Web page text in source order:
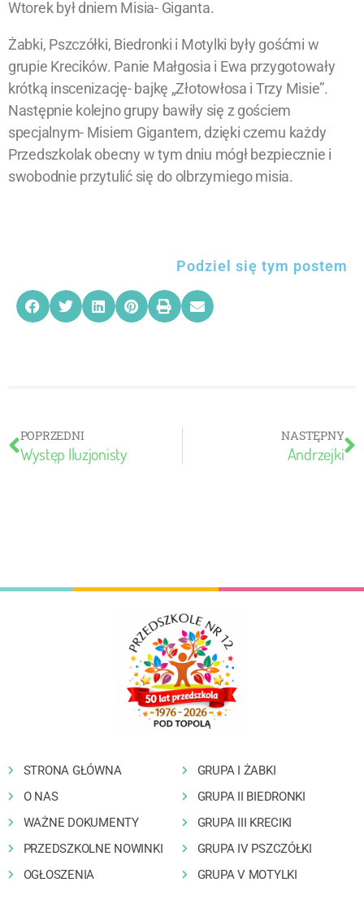
Wtorek był dniem Misia- Giganta.
Żabki, Pszczółki, Biedronki i Motylki były gośćmi w
grupie Krecików. Panie Małgosia i Ewa przygotowały
krótką inscenizację- bajkę „Złotowłosa i Trzy Misie”.
Następnie kolejno grupy bawiły się z gościem
specjalnym- Misiem Gigantem, dzięki czemu każdy
Przedszkolak obecny w tym dniu mógł bezpiecznie i
swobodnie przytulić się do olbrzymiego misia.
Podziel się tym postem
POPRZEDNI
Występ Iluzjonisty
NASTĘPNY
Andrzejki
STRONA GŁÓWNA
O NAS
WAŻNE DOKUMENTY
PRZEDSZKOLNE NOWINKI
OGŁOSZENIA
GRUPA I ŻABKI
GRUPA II BIEDRONKI
GRUPA III KRECIKI
GRUPA IV PSZCZÓŁKI
GRUPA V MOTYLKI